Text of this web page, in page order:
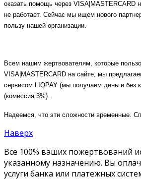
оказать помощь через VISA|MASTERCARD
не работает. Сейчас мы ищем нового
пользу нашей организации.
Всем нашим жертвователям, которые
VISA|MASTERCARD на сайте, мы
сервисом LIQPAY (мы получаем деньги без
(комиссия 3%).
Надеемся, что эти сложности временные.
Наверх
Все 100% ваших пожертвований
указанному назначению. Вы
услуги банка или платежных